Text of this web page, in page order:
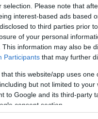
selection. Please note that
interest-based ads based
to third parties prior
of your personal
This information may also be
Participants that may further
that this website/app uses
but not limited to
to Google and its third-party
consent section.
εξυπηρετούμενα δάνεια
του μη
δάνεια στους